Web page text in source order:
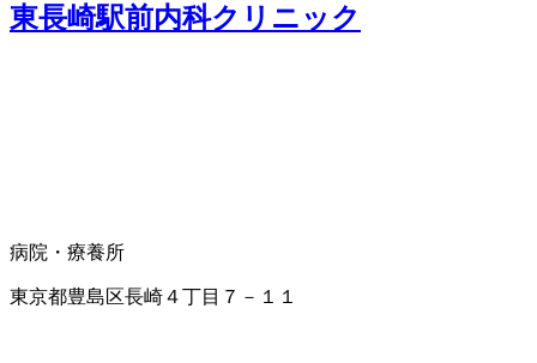
東長崎駅前内科クリニック
病院・療養所
東京都豊島区長崎４丁目７－１１